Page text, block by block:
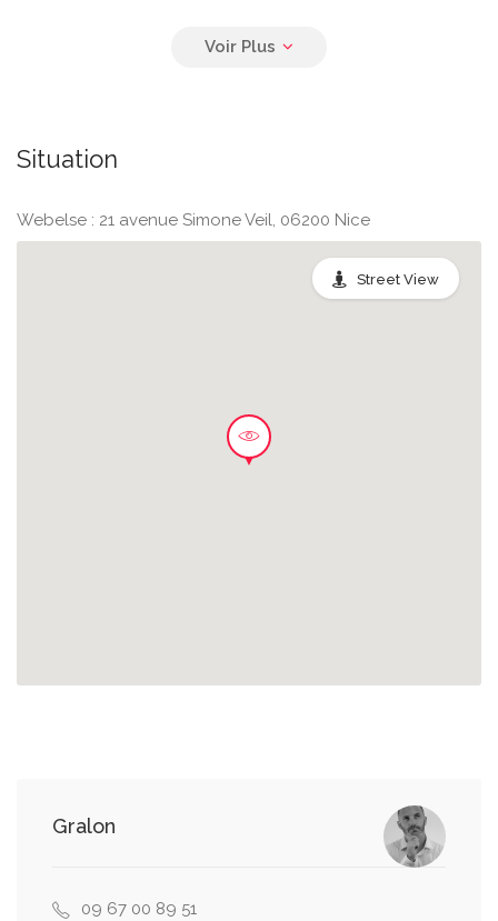
Situation
Webelse : 21 avenue Simone Veil, 06200 Nice
Street View
Gralon
09 67 00 89 51